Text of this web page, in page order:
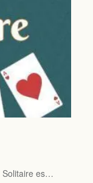
Solitaire es…